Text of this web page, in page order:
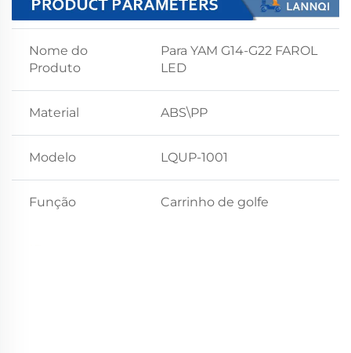
Nome do
Produto
Para YAM G14-G22 FAROL
LED
Material ABS\PP
Modelo LQUP-1001
Função Carrinho de golfe